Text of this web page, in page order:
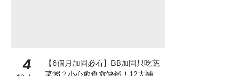
4
【6個月加固必看】BB加固只吃蔬
菜粥？小心愈食愈缺鐵！12大補鐵